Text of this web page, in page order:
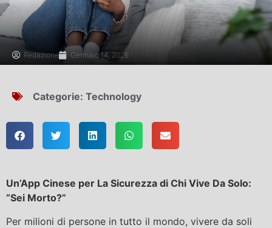
Redazione Gennaio 14, 2026
Categorie: Technology
Un’App Cinese per La Sicurezza di Chi Vive Da Solo:
“Sei Morto?”
Per milioni di persone in tutto il mondo, vivere da soli